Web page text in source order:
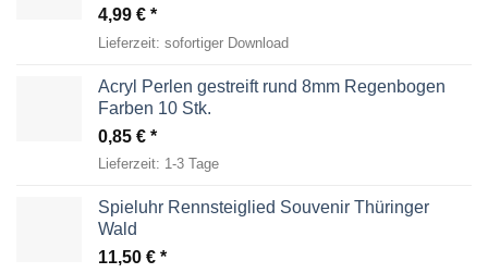
4,99 €
Lieferzeit: sofortiger Download
Acryl Perlen gestreift rund 8mm Regenbogen
Farben 10 Stk.
0,85 €
Lieferzeit: 1-3 Tage
Spieluhr Rennsteiglied Souvenir Thüringer
Wald
11,50 €